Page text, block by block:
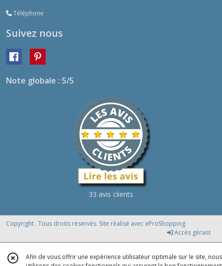
Téléphone
Suivez nous
Note globale : 5/5
33 avis clients
Copyright . Tous droits réservés. Site réalisé avec eProShopping
Accès gérant
Afin de vous offrir une expérience utilisateur optimale sur le site, nous